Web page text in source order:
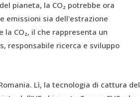
pianeta, la CO₂ potrebbe ora
emissioni sia dell'estrazione
CO₂, il che rappresenta un
responsabile ricerca e sviluppo
Lì, la tecnologia di cattura del